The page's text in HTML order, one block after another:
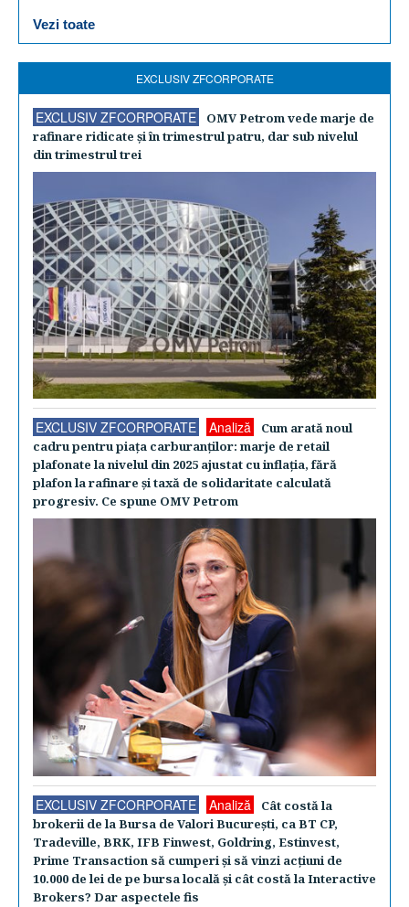
Vezi toate
EXCLUSIV ZFCORPORATE
EXCLUSIV ZFCORPORATE
OMV Petrom vede marje de
rafinare ridicate şi în trimestrul patru, dar sub nivelul
din trimestrul trei
EXCLUSIV ZFCORPORATE Analiză
Cum arată noul
cadru pentru piaţa carburanţilor: marje de retail
plafonate la nivelul din 2025 ajustat cu inflaţia, fără
plafon la rafinare şi taxă de solidaritate calculată
progresiv. Ce spune OMV Petrom
EXCLUSIV ZFCORPORATE Analiză
Cât costă la
brokerii de la Bursa de Valori Bucureşti, ca BT CP,
Tradeville, BRK, IFB Finwest, Goldring, Estinvest,
Prime Transaction să cumperi şi să vinzi acţiuni de
10.000 de lei de pe bursa locală şi cât costă la Interactive
Brokers? Dar aspectele fis